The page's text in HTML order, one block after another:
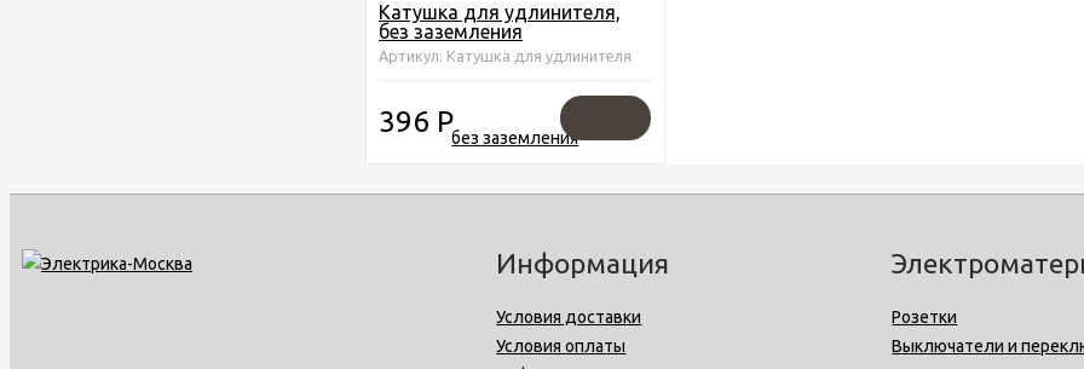
Катушка для удлинителя,
без заземления
Артикул: Катушка для удлинителя
396 Р
Информация
Условия доставки
Условия оплаты
Розетки
Выключатели и